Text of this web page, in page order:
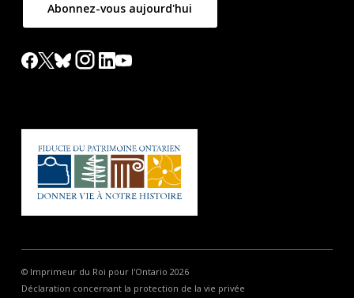
Abonnez-vous aujourd'hui
© Imprimeur du Roi pour l'Ontario 2026
Déclaration concernant la protection de la vie privée